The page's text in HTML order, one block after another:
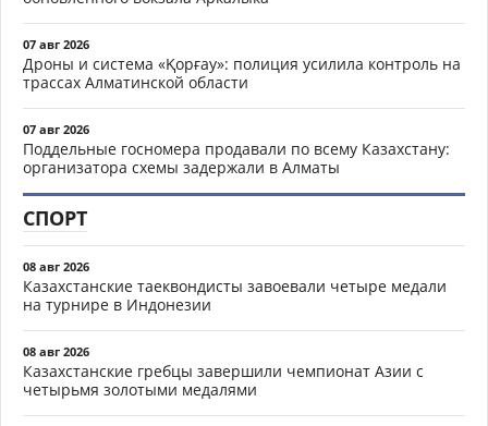
07 авг 2026
Дроны и система «Қорғау»: полиция усилила контроль на
трассах Алматинской области
07 авг 2026
Поддельные госномера продавали по всему Казахстану:
организатора схемы задержали в Алматы
СПОРТ
08 авг 2026
Казахстанские таеквондисты завоевали четыре медали
на турнире в Индонезии
08 авг 2026
Казахстанские гребцы завершили чемпионат Азии с
четырьмя золотыми медалями